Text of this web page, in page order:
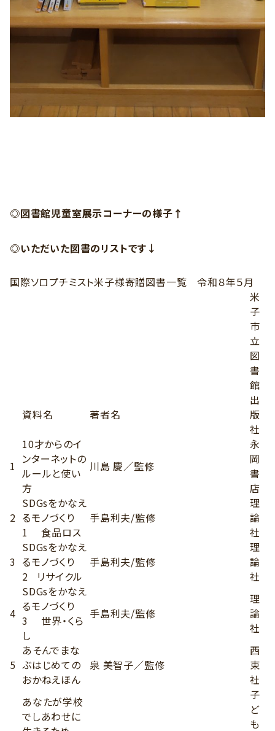
◎図書館児童室展示コーナーの様子↑
◎いただいた図書のリストです↓
国際ソロプチミスト米子様寄贈図書一覧 令和８年５月
米
子
市
立
図
書
館
資料名
著者名
出
版
社
1
10才からのイ
ンターネットの
ルールと使い
方
川島 慶／監修
永
岡
書
店
2
SDGsをかなえ
るモノづくり
1 食品ロス
手島利夫/監修
理
論
社
3
SDGsをかなえ
るモノづくり
2 リサイクル
手島利夫/監修
理
論
社
4
SDGsをかなえ
るモノづくり
3 世界・くら
し
手島利夫/監修
理
論
社
5
あそんでまな
ぶはじめての
おかねえほん
泉 美智子／監修
西
東
社
あなたが学校
でしあわせに
子
ど
も